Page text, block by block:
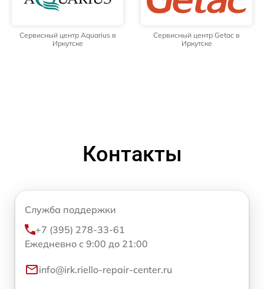
Сервисный центр Aquarius в
Иркутске
Сервисный центр Getac в
Иркутске
Контакты
Служба поддержки
+7 (395) 278-33-61
Ежедневно с 9:00 до 21:00
info@irk.riello-repair-center.ru